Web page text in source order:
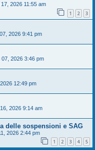
2026 11:55 am
1 2 3
2026 9:41 pm
07, 2026 3:46 pm
12:49 pm
2026 9:14 am
delle sospensioni e SAG
2026 2:44 pm
1 2 3 4 5